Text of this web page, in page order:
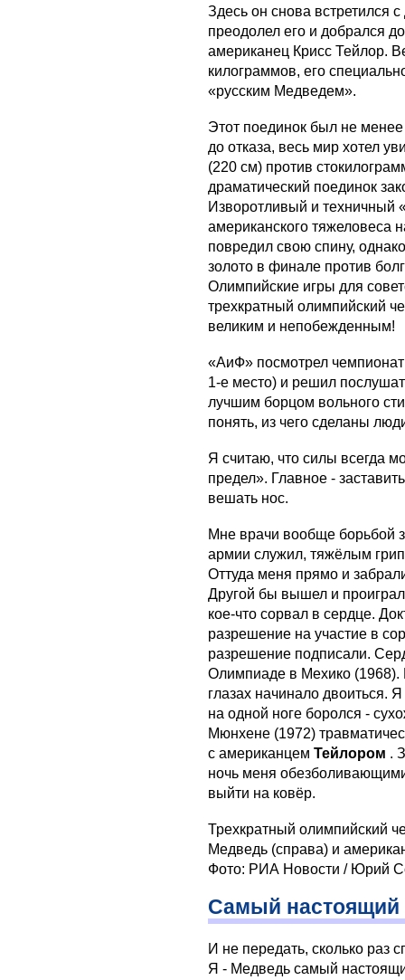
Здесь он снова встретился
преодолел его и добрался
американец Крисс Тейлор.
килограммов, его
«русским Медведем».
Этот поединок был не
до отказа, весь мир хотел
(220 см) против
драматический поединок
Изворотливый и техничный
американского тяжеловеса
повредил свою спину,
золото в финале против
Олимпийские игры для
трехкратный олимпийский
великим и непобежденным!
«АиФ» посмотрел
1-е место) и решил
лучшим борцом вольного
понять, из чего сделаны
Я считаю, что силы всегда
предел». Главное -
вешать нос.
Мне врачи вообще борьбой
армии служил, тяжёлым
Оттуда меня прямо и
Другой бы вышел и
кое-что сорвал в сердце.
разрешение на участие в
разрешение подписали.
Олимпиаде в Мехико (1968).
глазах начинало двоиться.
на одной ноге боролся -
Мюнхене (1972)
с американцем Тейлором .
ночь меня
выйти на ковёр.
Трехкратный олимпийский
Медведь (справа) и
Фото: РИА Новости / Юрий
Самый настоящий
И не передать, сколько раз
Я - Медведь самый